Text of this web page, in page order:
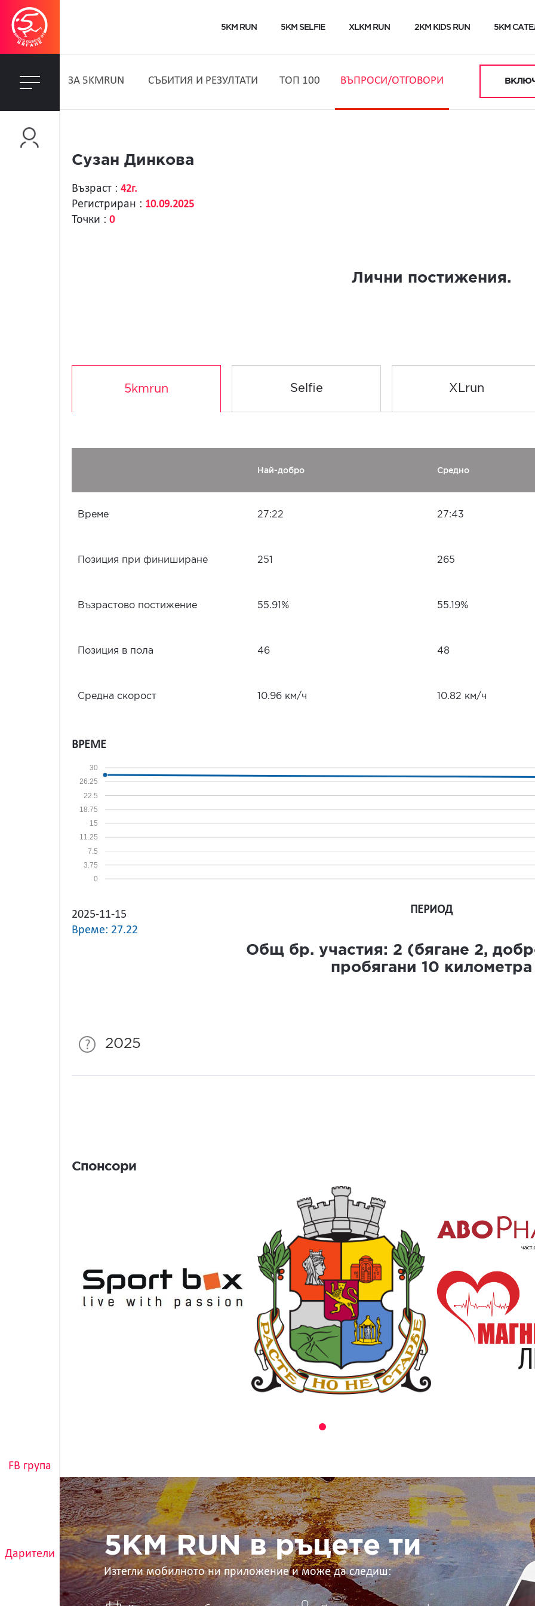
5KM RUN 5KM SELFIE XLKM RUN 2KM KIDS RUN 5KM
FB група
Дарители
ЗA 5KMRUN СЪБИТИЯ И РЕЗУЛТАТИ ТОП 100 ВЪПРОСИ/ОТГОВОРИ
Сузан Динкова
Възраст : 42г.
Регистриран : 10.09.2025
Точки : 0
Лични постижения.
5kmrun Selfie XLrun
Най-добро Средно
Време 27:22 27:43
Позиция при финиширане 251 265
Възрастово постижение 55.91% 55.19%
Позиция в пола 46 48
Средна скорост 10.96 км/ч 10.82 км/ч
ВРЕМЕ
0
3.75
7.5
11.25
15
18.75
22.5
26.25
30
2025-11-15
Време: 27.22
ПЕРИОД
Общ бр. участия: 2 (бягане 2,
пробягани 10 километра
2025
Спонсори
5KM
RUN
в
ръцете
ти
5KM RUN в ръцете ти
Изтегли мобилното ни приложение и може да следиш: